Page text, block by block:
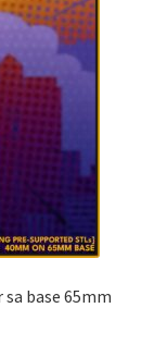
base 65mm